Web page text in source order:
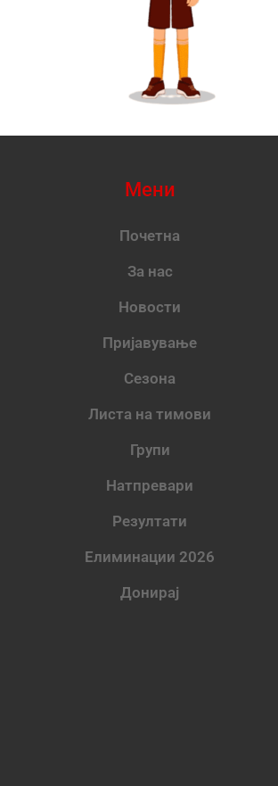
Мени
Почетна
За нас
Новости
Пријавување
Сезона
Листа на тимови
Групи
Натпревари
Резултати
Елиминации 2026
Донирај